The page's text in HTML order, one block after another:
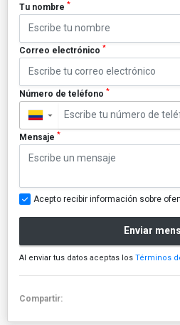
Tu nombre *
Correo electrónico *
Número de teléfono *
▼
Mensaje *
Acepto recibir información sobre
Enviar
Al enviar tus datos aceptas los Términos
Compartir: